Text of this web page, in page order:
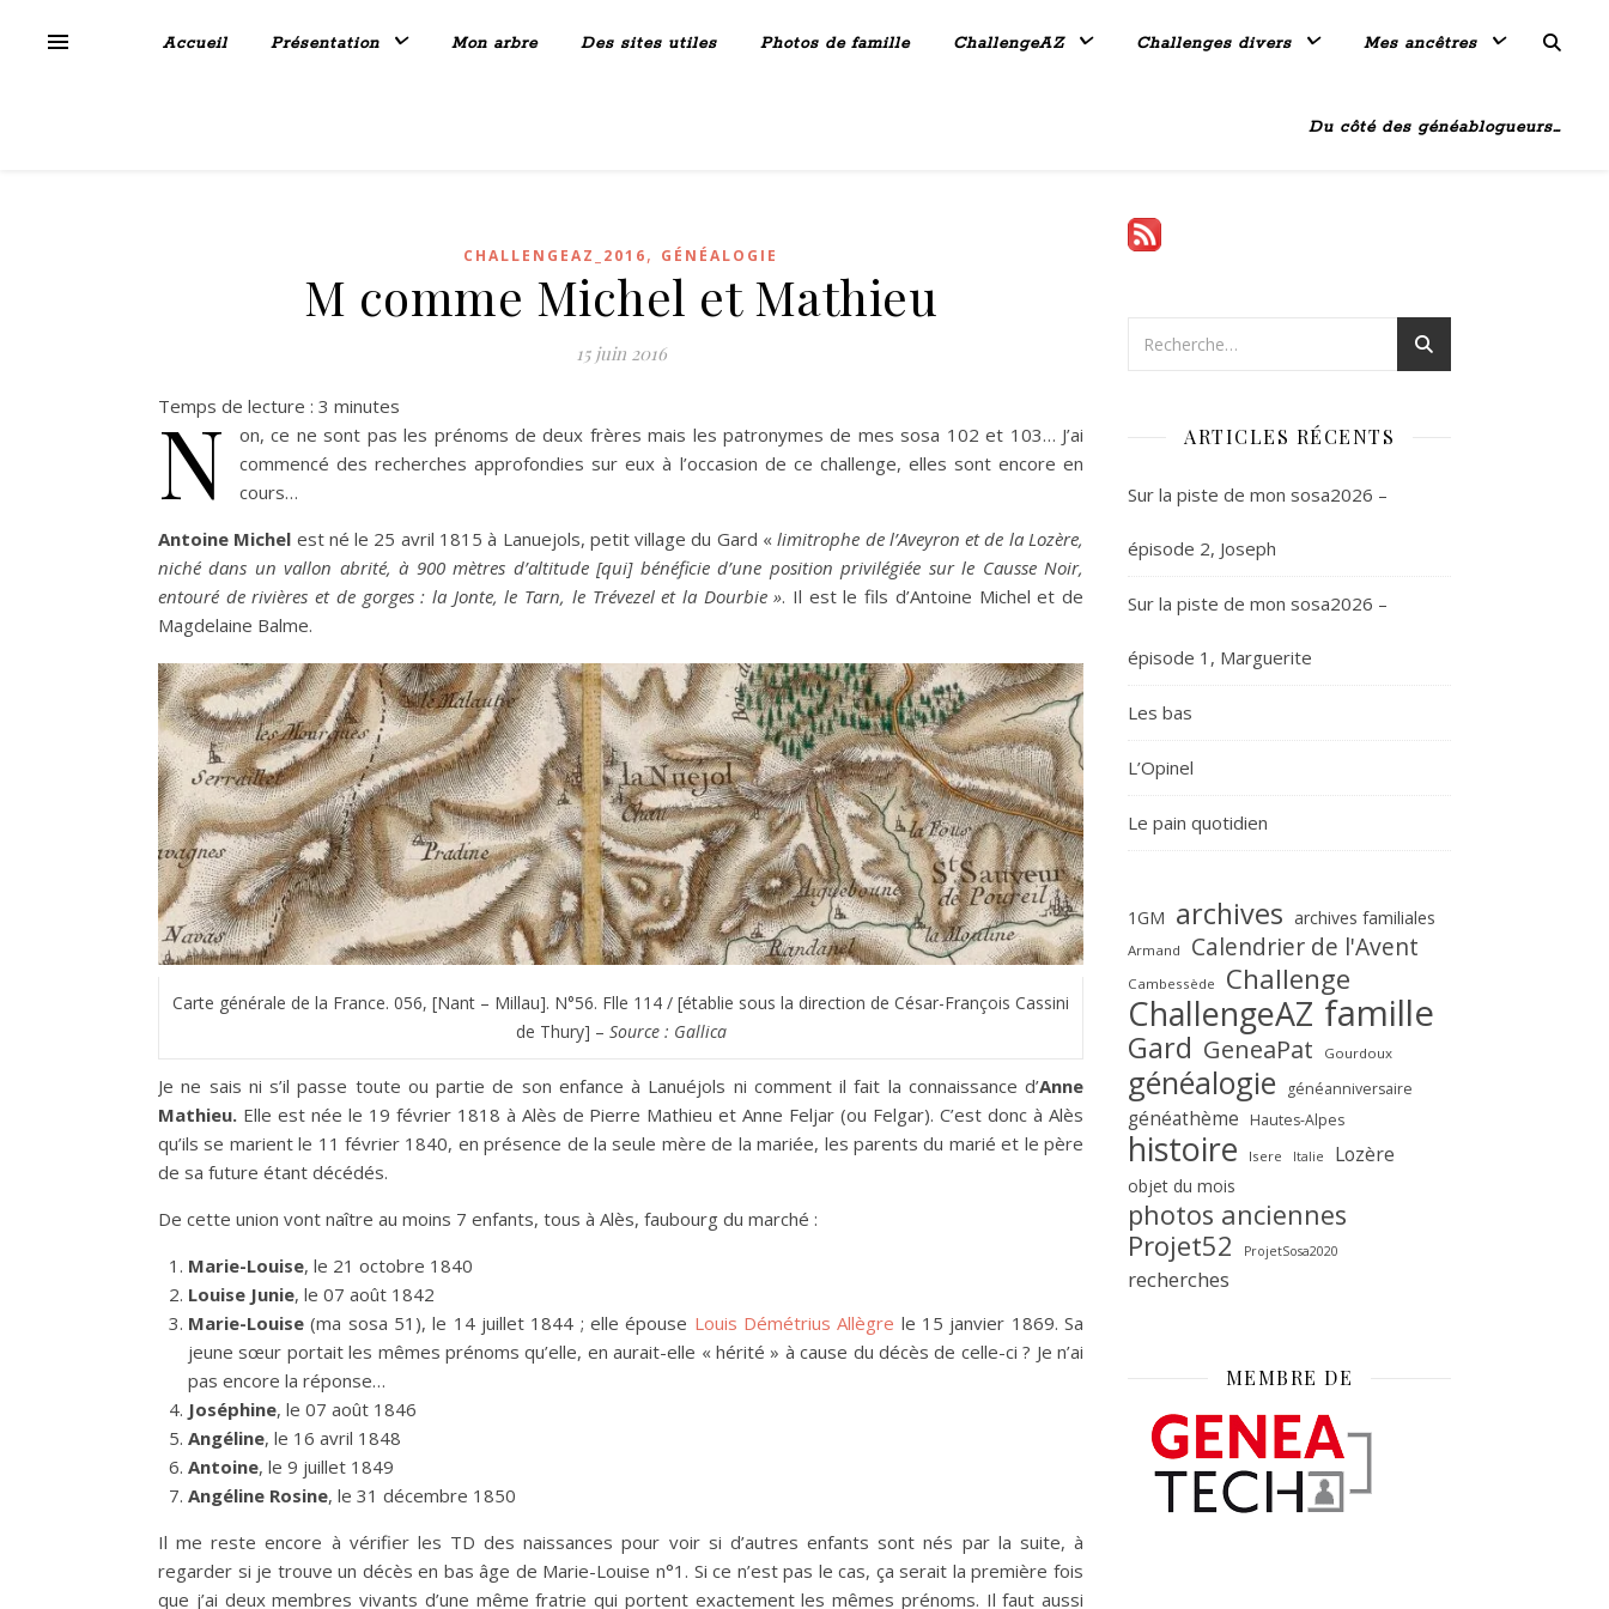
Accueil Présentation Mon arbre Des sites utiles Photos de famille ChallengeAZ Challenges divers Mes ancêtres
Du côté des généablogueurs…
CHALLENGEAZ_2016, GÉNÉALOGIE
M comme Michel et Mathieu
15 juin 2016
Temps de lecture : 3 minutes
N
on, ce ne sont pas les prénoms de deux frères mais les patronymes de mes sosa 102 et 103… J’ai
commencé des recherches approfondies sur eux à l’occasion de ce challenge, elles sont encore en
cours…
Antoine Michel est né le 25 avril 1815 à Lanuejols, petit village du Gard «limitrophe de l’Aveyron et de la Lozère,
niché dans un vallon abrité, à 900 mètres d’altitude [qui] bénéficie d’une position privilégiée sur le Causse Noir,
entouré de rivières et de gorges : la Jonte, le Tarn, le Trévezel et la Dourbie ». Il est le fils d’Antoine Michel et de
Magdelaine Balme.
Carte générale de la France. 056, [Nant – Millau]. N°56. Flle 114 / [établie sous la direction de César-François Cassini
de Thury] – Source : Gallica
Je ne sais ni s’il passe toute ou partie de son enfance à Lanuéjols ni comment il fait la connaissance d’Anne
Mathieu. Elle est née le 19 février 1818 à Alès de Pierre Mathieu et Anne Feljar (ou Felgar). C’est donc à Alès
qu’ils se marient le 11 février 1840, en présence de la seule mère de la mariée, les parents du marié et le père
de sa future étant décédés.
De cette union vont naître au moins 7 enfants, tous à Alès, faubourg du marché :
Marie-Louise, le 21 octobre 1840
Louise Junie, le 07 août 1842
Marie-Louise (ma sosa 51), le 14 juillet 1844 ; elle épouse Louis Démétrius Allègre le 15 janvier 1869. Sa
jeune sœur portait les mêmes prénoms qu’elle, en aurait-elle « hérité » à cause du décès de celle-ci ? Je n’ai
pas encore la réponse…
Joséphine, le 07 août 1846
Angéline, le 16 avril 1848
Antoine, le 9 juillet 1849
Angéline Rosine, le 31 décembre 1850
Il me reste encore à vérifier les TD des naissances pour voir si d’autres enfants sont nés par la suite, à
regarder si je trouve un décès en bas âge de Marie-Louise n°1. Si ce n’est pas le cas, ça serait la première fois
que j’ai deux membres vivants d’une même fratrie qui portent exactement les mêmes prénoms. Il faut aussi
ARTICLES RÉCENTS
Sur la piste de mon sosa2026 –
épisode 2, Joseph
Sur la piste de mon sosa2026 –
épisode 1, Marguerite
Les bas
L’Opinel
Le pain quotidien
1GM archives archives familiales
Armand Calendrier de l'Avent
Cambessède Challenge
ChallengeAZ famille
Gard GeneaPat Gourdoux
généalogie généanniversaire
généathème Hautes-Alpes
histoire Isere Italie Lozère
objet du mois
photos anciennes
Projet52 ProjetSosa2020
recherches
MEMBRE DE